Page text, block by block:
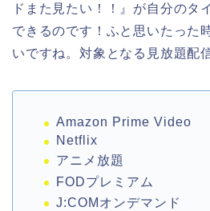
ドまた見たい！！』が自分のタ
できるのです！ふと思いたった
いですね。対象となる見放題配
Amazon Prime Video
Netflix
アニメ放題
FODプレミアム
J:COMオンデマンド